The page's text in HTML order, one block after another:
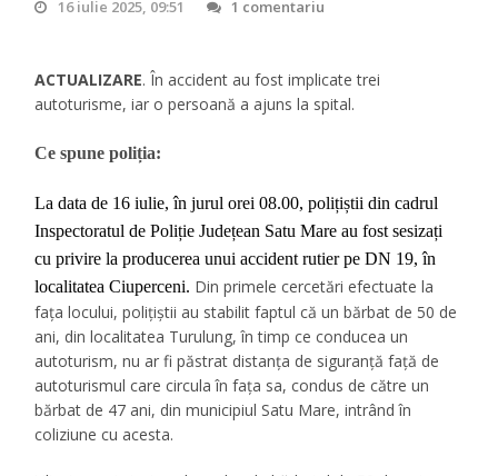
16 iulie 2025, 09:51 1 comentariu
ACTUALIZARE. În accident au fost implicate trei
autoturisme, iar o persoană a ajuns la spital.
Ce spune poliția:
La data de 16 iulie, în jurul orei 08.00, polițiștii din cadrul
Inspectoratul de Poliție Județean Satu Mare au fost sesizați
cu privire la producerea unui accident rutier pe DN 19, în
localitatea Ciuperceni. Din primele cercetări efectuate la
fața locului, polițiștii au stabilit faptul că un bărbat de 50 de
ani, din localitatea Turulung, în timp ce conducea un
autoturism, nu ar fi păstrat distanța de siguranță față de
autoturismul care circula în fața sa, condus de către un
bărbat de 47 ani, din municipiul Satu Mare, intrând în
coliziune cu acesta.